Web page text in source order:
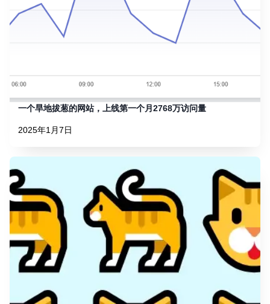
一个旱地拔葱的网站，上线第一个月2768万访问量
2025年1月7日